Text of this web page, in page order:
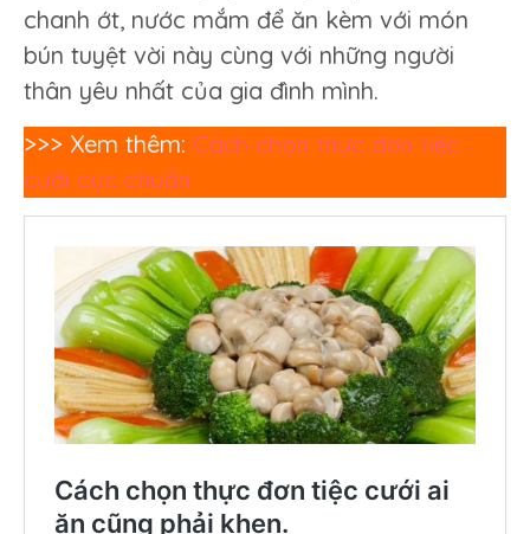
chanh ớt, nước mắm để ăn kèm với món
bún tuyệt vời này cùng với những người
thân yêu nhất của gia đình mình.
>>> Xem thêm: Cách chọn thực đơn tiệc
cưới cực chuẩn